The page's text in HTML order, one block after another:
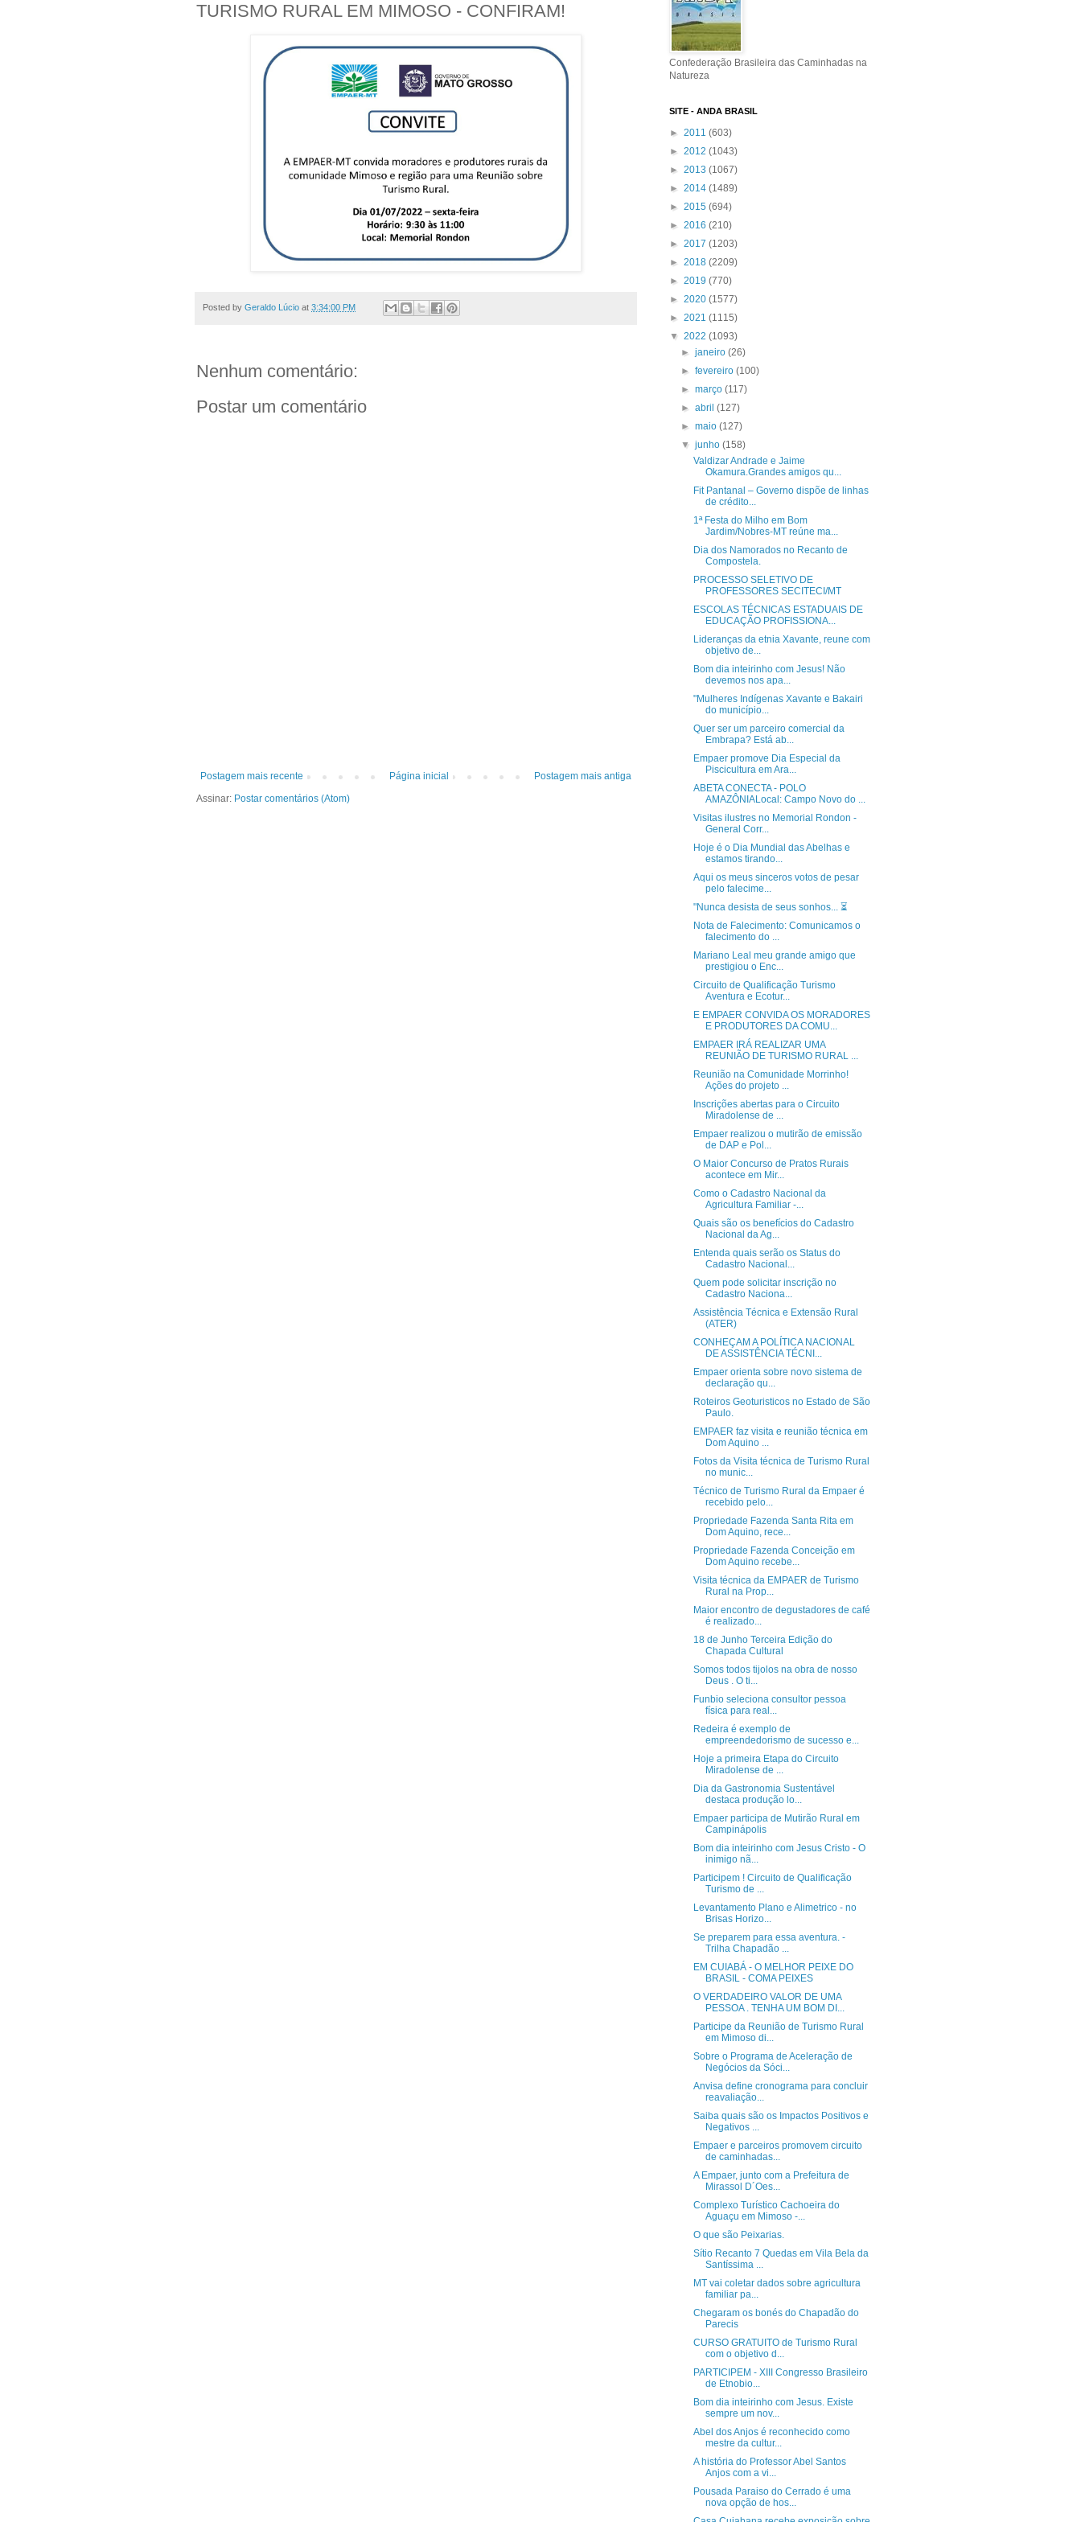
TURISMO RURAL EM MIMOSO - CONFIRAM!
Posted by Geraldo Lúcio at 3:34:00 PM
Nenhum comentário:
Postar um comentário
Postagem mais recente Postagem mais antiga
Página inicial
Assinar: Postar comentários (Atom)
Confederação Brasileira das Caminhadas na
Natureza
SITE - ANDA BRASIL
► 2011 (603)
► 2012 (1043)
► 2013 (1067)
► 2014 (1489)
► 2015 (694)
► 2016 (210)
► 2017 (1203)
► 2018 (2209)
► 2019 (770)
► 2020 (1577)
► 2021 (1115)
▼ 2022 (1093)
►janeiro(26)
►fevereiro(100)
►março(117)
►abril(127)
►maio(127)
▼junho(158)
Valdizar Andrade e Jaime
Okamura.Grandes amigos qu...
Fit Pantanal – Governo dispõe de linhas
de crédito...
1ª Festa do Milho em Bom
Jardim/Nobres-MT reúne ma...
Dia dos Namorados no Recanto de
Compostela.
PROCESSO SELETIVO DE
PROFESSORES SECITECI/MT
ESCOLAS TÉCNICAS ESTADUAIS DE
EDUCAÇÃO PROFISSIONA...
Lideranças da etnia Xavante, reune com
objetivo de...
Bom dia inteirinho com Jesus! Não
devemos nos apa...
"Mulheres Indígenas Xavante e Bakairi
do município...
Quer ser um parceiro comercial da
Embrapa? Está ab...
Empaer promove Dia Especial da
Piscicultura em Ara...
ABETA CONECTA - POLO
AMAZÔNIALocal: Campo Novo do ...
Visitas ilustres no Memorial Rondon -
General Corr...
Hoje é o Dia Mundial das Abelhas e
estamos tirando...
Aqui os meus sinceros votos de pesar
pelo falecime...
"Nunca desista de seus sonhos... ⏳️
Nota de Falecimento: Comunicamos o
falecimento do ...
Mariano Leal meu grande amigo que
prestigiou o Enc...
Circuito de Qualificação Turismo
Aventura e Ecotur...
E EMPAER CONVIDA OS MORADORES
E PRODUTORES DA COMU...
EMPAER IRÁ REALIZAR UMA
REUNIÃO DE TURISMO RURAL ...
Reunião na Comunidade Morrinho!
Ações do projeto ...
Inscrições abertas para o Circuito
Miradolense de ...
Empaer realizou o mutirão de emissão
de DAP e Pol...
O Maior Concurso de Pratos Rurais
acontece em Mir...
Como o Cadastro Nacional da
Agricultura Familiar -...
Quais são os benefícios do Cadastro
Nacional da Ag...
Entenda quais serão os Status do
Cadastro Nacional...
Quem pode solicitar inscrição no
Cadastro Naciona...
Assistência Técnica e Extensão Rural
(ATER)
CONHEÇAM A POLÍTICA NACIONAL
DE ASSISTÊNCIA TÉCNI...
Empaer orienta sobre novo sistema de
declaração qu...
Roteiros Geoturisticos no Estado de São
Paulo.
EMPAER faz visita e reunião técnica em
Dom Aquino ...
Fotos da Visita técnica de Turismo Rural
no munic...
Técnico de Turismo Rural da Empaer é
recebido pelo...
Propriedade Fazenda Santa Rita em
Dom Aquino, rece...
Propriedade Fazenda Conceição em
Dom Aquino recebe...
Visita técnica da EMPAER de Turismo
Rural na Prop...
Maior encontro de degustadores de café
é realizado...
18 de Junho Terceira Edição do
Chapada Cultural
Somos todos tijolos na obra de nosso
Deus . O ti...
Funbio seleciona consultor pessoa
física para real...
Redeira é exemplo de
empreendedorismo de sucesso e...
Hoje a primeira Etapa do Circuito
Miradolense de ...
Dia da Gastronomia Sustentável
destaca produção lo...
Empaer participa de Mutirão Rural em
Campinápolis
Bom dia inteirinho com Jesus Cristo - O
inimigo nã...
Participem ! Circuito de Qualificação
Turismo de ...
Levantamento Plano e Alimetrico - no
Brisas Horizo...
Se preparem para essa aventura. -
Trilha Chapadão ...
EM CUIABÁ - O MELHOR PEIXE DO
BRASIL - COMA PEIXES
O VERDADEIRO VALOR DE UMA
PESSOA . TENHA UM BOM DI...
Participe da Reunião de Turismo Rural
em Mimoso di...
Sobre o Programa de Aceleração de
Negócios da Sóci...
Anvisa define cronograma para concluir
reavaliação...
Saiba quais são os Impactos Positivos e
Negativos ...
Empaer e parceiros promovem circuito
de caminhadas...
A Empaer, junto com a Prefeitura de
Mirassol D´Oes...
Complexo Turístico Cachoeira do
Aguaçu em Mimoso -...
O que são Peixarias.
Sítio Recanto 7 Quedas em Vila Bela da
Santíssima ...
MT vai coletar dados sobre agricultura
familiar pa...
Chegaram os bonés do Chapadão do
Parecis
CURSO GRATUITO de Turismo Rural
com o objetivo d...
PARTICIPEM - XIII Congresso Brasileiro
de Etnobio...
Bom dia inteirinho com Jesus. Existe
sempre um nov...
Abel dos Anjos é reconhecido como
mestre da cultur...
A história do Professor Abel Santos
Anjos com a vi...
Pousada Paraiso do Cerrado é uma
nova opção de hos...